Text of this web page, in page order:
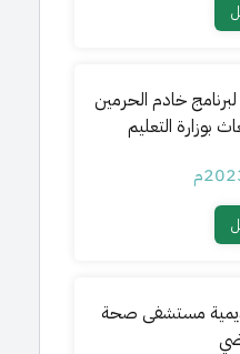
خادم الحرمين
بوزارة التعليم
مستشفى صحة